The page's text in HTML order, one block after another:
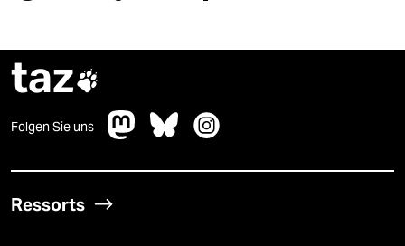
taz
Folgen Sie uns
Ressorts